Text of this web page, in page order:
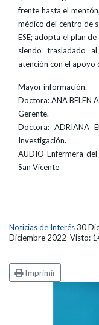
frente hasta el
médico del centro de
ESE; adopta el plan
siendo trasladado
atención con el apoyo
Mayor información.
Doctora: ANA BELEN
Gerente.
Doctora: ADRIANA
Investigación.
AUDIO-Enfermera
San Vicente
Noticias de Interés30
Diciembre 2022 Visto:
Imprimir